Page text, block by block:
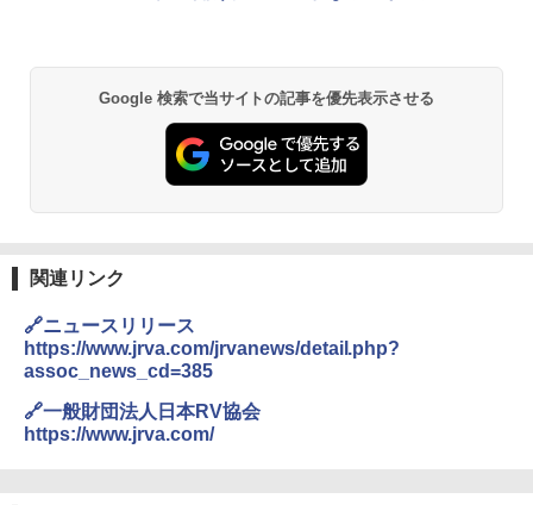
球の歩き方A ヨーロッパ
A26 地球の歩き方 チェコ ポーランド スロヴ
ァキア 2026～2027 地球の歩き方A ヨーロッ
￥2,277
PYKES PEAK (パイクスピーク) 着替えテン
人用 折りたたみ 防災グッズ 災害用トイレ ビ
ーチ ピクニック ポップアップテント 携帯 簡
易 トイレテント (ブラック)
￥4,980
500002(88859)
￥5,999
[キャンパーズコレクション 山善] 傘みたいに
026リニューアル 急速冷凍 空間倍増 衛生的
コンパクト 保冷力長持ち
￥2,980
熊撃退スプレー 熊よけスプレー 熊スプレー
【日本企業販売】超強力クマ対策スプレー 30
0ml（連続噴射30秒）110ml（連続噴射15
秒）射程5～10m 安全ロック搭載 携帯収納袋
Google 検索で当サイトの記事を優先表示させる
関連リンク
🔗ニュースリリース
https://www.jrva.com/jrvanews/detail.php?
assoc_news_cd=385
🔗一般財団法人日本RV協会
https://www.jrva.com/